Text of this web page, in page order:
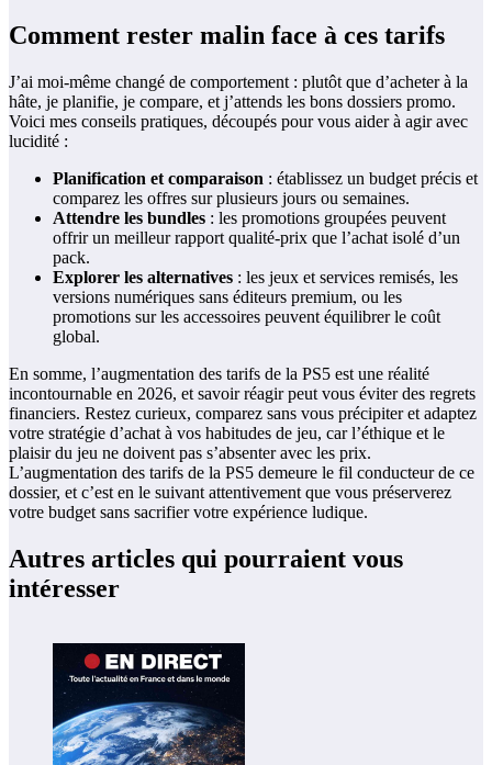
Comment rester malin face à ces tarifs
J’ai moi-même changé de comportement : plutôt que d’acheter à la
hâte, je planifie, je compare, et j’attends les bons dossiers promo.
Voici mes conseils pratiques, découpés pour vous aider à agir avec
lucidité :
Planification et comparaison : établissez un budget précis et
comparez les offres sur plusieurs jours ou semaines.
Attendre les bundles : les promotions groupées peuvent
offrir un meilleur rapport qualité-prix que l’achat isolé d’un
pack.
Explorer les alternatives : les jeux et services remisés, les
versions numériques sans éditeurs premium, ou les
promotions sur les accessoires peuvent équilibrer le coût
global.
En somme, l’augmentation des tarifs de la PS5 est une réalité
incontournable en 2026, et savoir réagir peut vous éviter des regrets
financiers. Restez curieux, comparez sans vous précipiter et adaptez
votre stratégie d’achat à vos habitudes de jeu, car l’éthique et le
plaisir du jeu ne doivent pas s’absenter avec les prix.
L’augmentation des tarifs de la PS5 demeure le fil conducteur de ce
dossier, et c’est en le suivant attentivement que vous préserverez
votre budget sans sacrifier votre expérience ludique.
Autres articles qui pourraient vous
intéresser